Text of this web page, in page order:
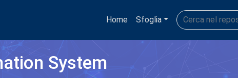
Home Sfoglia
System